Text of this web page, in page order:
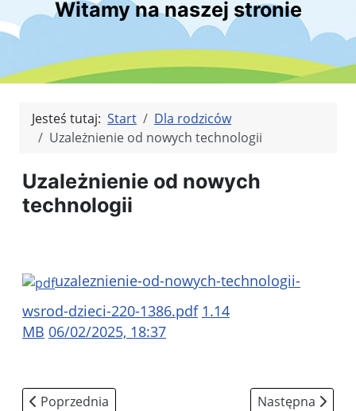
Witamy na naszej stronie
Jesteś tutaj: Start
Dla rodziców
Uzależnienie od nowych technologii
Uzależnienie od nowych
technologii
uzaleznienie-od-nowych-technologii-
wsrod-dzieci-220-1386.pdf 1.14
MB 06/02/2025, 18:37
Poprzednia strona: Skargi i wnioski
Poprzednia Następna
Następna